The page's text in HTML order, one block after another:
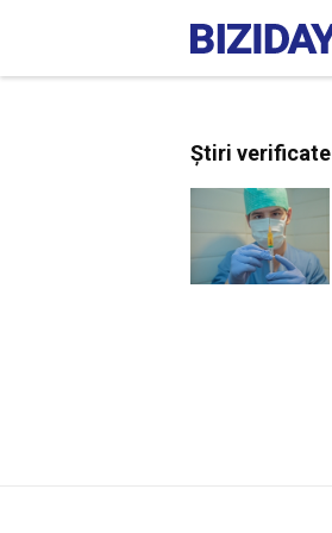
Știri verificate